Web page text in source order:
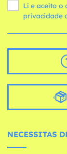
Li e aceito o
privacidade
NECESSITAS